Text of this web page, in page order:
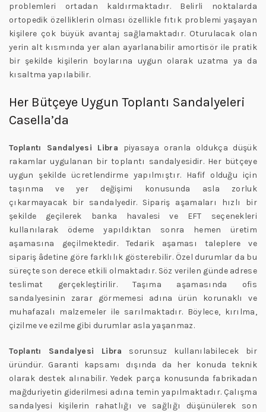
problemleri ortadan kaldırmaktadır. Belirli noktalarda
ortopedik özelliklerin olması özellikle fıtık problemi yaşayan
kişilere çok büyük avantaj sağlamaktadır. Oturulacak olan
yerin alt kısmında yer alan ayarlanabilir amortisör ile pratik
bir şekilde kişilerin boylarına uygun olarak uzatma ya da
kısaltma yapılabilir.
Her Bütçeye Uygun Toplantı Sandalyeleri
Casella’da
Toplantı Sandalyesi Libra piyasaya oranla oldukça düşük
rakamlar uygulanan bir toplantı sandalyesidir. Her bütçeye
uygun şekilde ücretlendirme yapılmıştır. Hafif olduğu için
taşınma ve yer değişimi konusunda asla zorluk
çıkarmayacak bir sandalyedir. Sipariş aşamaları hızlı bir
şekilde geçilerek banka havalesi ve EFT seçenekleri
kullanılarak ödeme yapıldıktan sonra hemen üretim
aşamasına geçilmektedir. Tedarik aşaması taleplere ve
sipariş âdetine göre farklılık gösterebilir. Özel durumlar da bu
süreçte son derece etkili olmaktadır. Söz verilen günde adrese
teslimat gerçekleştirilir. Taşıma aşamasında ofis
sandalyesinin zarar görmemesi adına ürün korunaklı ve
muhafazalı malzemeler ile sarılmaktadır. Böylece, kırılma,
çizilme ve ezilme gibi durumlar asla yaşanmaz.
Toplantı Sandalyesi Libra sorunsuz kullanılabilecek bir
üründür. Garanti kapsamı dışında da her konuda teknik
olarak destek alınabilir. Yedek parça konusunda fabrikadan
mağduriyetin giderilmesi adına temin yapılmaktadır. Çalışma
sandalyesi kişilerin rahatlığı ve sağlığı düşünülerek son